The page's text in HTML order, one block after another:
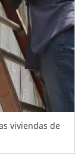
viviendas de